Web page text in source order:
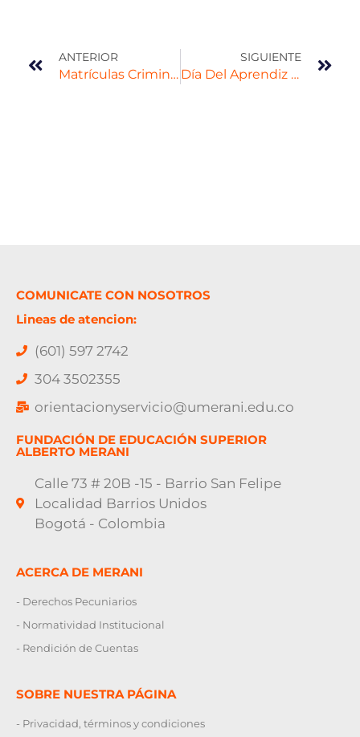
ANTERIOR
Matrículas Criminalística Primer Semestre 2016
SIGUIENTE
Día Del Aprendiz SENA
COMUNICATE CON NOSOTROS
Lineas de atencion:
(601) 597 2742
304 3502355
orientacionyservicio@umerani.edu.co
FUNDACIÓN DE EDUCACIÓN SUPERIOR
ALBERTO MERANI
Calle 73 # 20B -15 - Barrio San Felipe
Localidad Barrios Unidos
Bogotá - Colombia
ACERCA DE MERANI
- Derechos Pecuniarios
- Normatividad Institucional
- Rendición de Cuentas
SOBRE NUESTRA PÁGINA
- Privacidad, términos y condiciones